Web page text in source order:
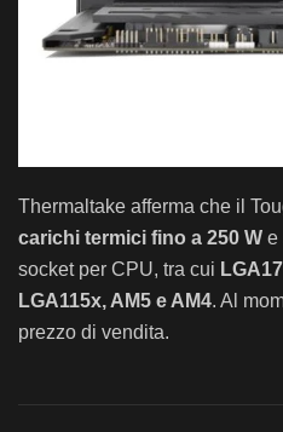
Thermaltake afferma che il
carichi termici fino a 250 W e
socketper CPU, tra cui
LGA115x, AM5 e AM4. Al
prezzo di vendita.